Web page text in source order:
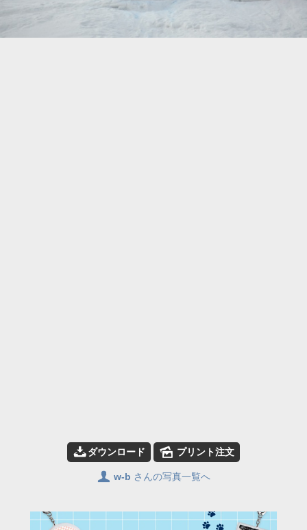
📥ダウンロード 🌄 プリント注文
👤 w-b さんの写真一覧へ